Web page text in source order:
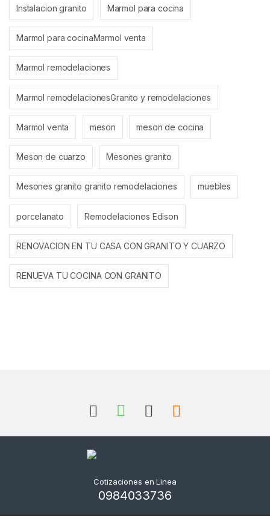
Instalacion granito Marmol para cocina
Marmol para cocinaMarmol venta
Marmol remodelaciones
Marmol remodelacionesGranito y remodelaciones
Marmol venta meson meson de cocina
Meson de cuarzo Mesones granito
Mesones granito granito remodelaciones muebles
porcelanato Remodelaciones Edison
RENOVACION EN TU CASA CON GRANITO Y CUARZO
RENUEVA TU COCINA CON GRANITO
Cotizaciones en Linea
0984033736